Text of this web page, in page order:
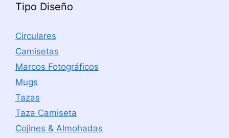
Tipo Diseño
Circulares
Camisetas
Marcos Fotográficos
Mugs
Tazas
Taza Camiseta
Cojines & Almohadas